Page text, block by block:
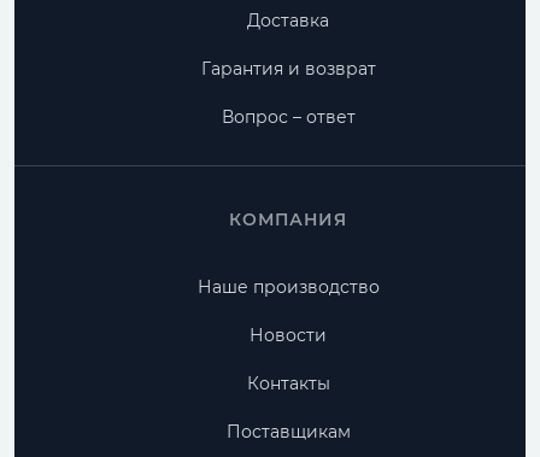
Доставка
Гарантия и возврат
Вопрос – ответ
КОМПАНИЯ
Наше производство
Новости
Контакты
Поставщикам